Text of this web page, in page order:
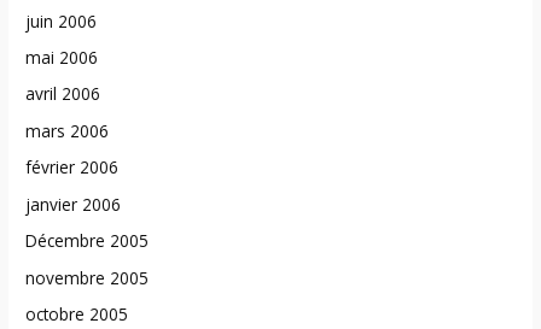
juin 2006
mai 2006
avril 2006
mars 2006
février 2006
janvier 2006
Décembre 2005
novembre 2005
octobre 2005